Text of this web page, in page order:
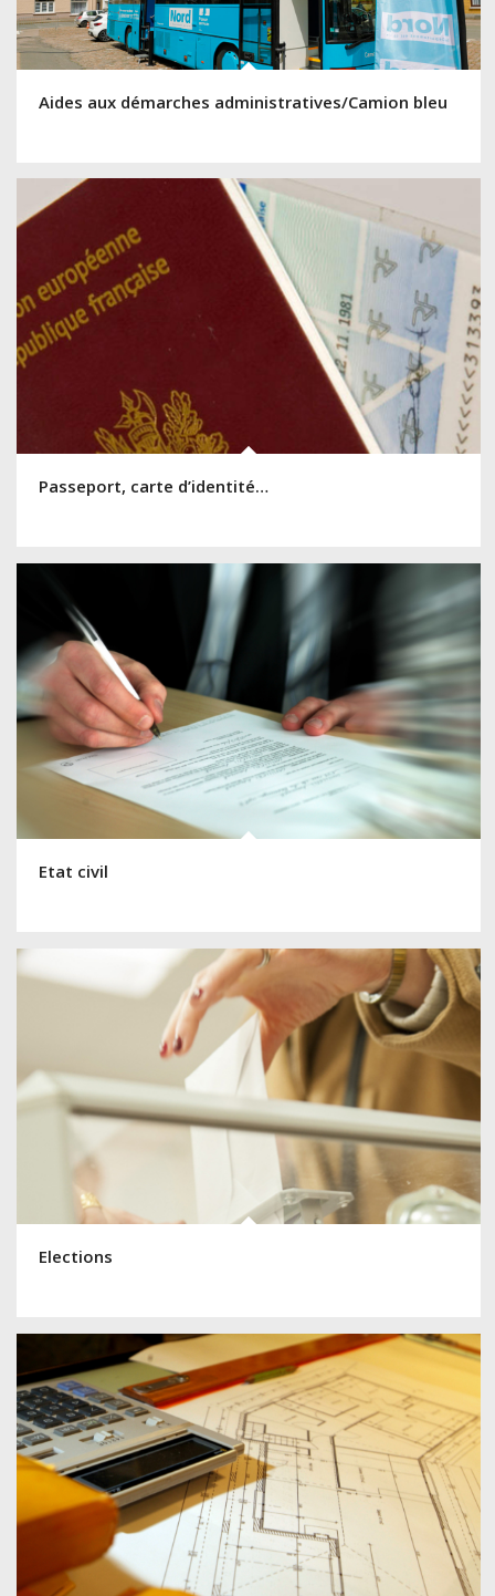
Aides aux démarches administratives/Camion bleu
Passeport, carte d’identité…
Etat civil
Elections